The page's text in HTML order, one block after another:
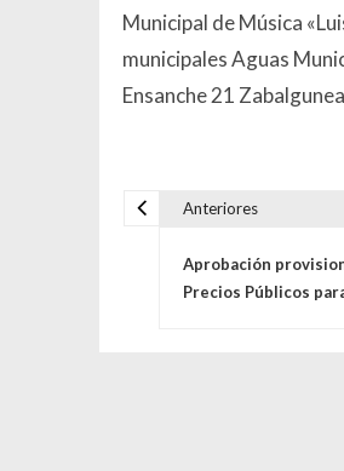
Municipal de Música
municipales Aguas
Ensanche 21
Anteriores
Aprobación
Precios Públicos